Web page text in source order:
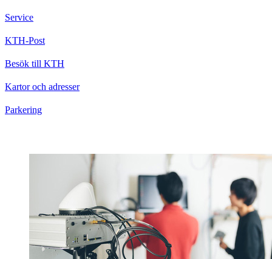
Service
KTH-Post
Besök till KTH
Kartor och adresser
Parkering